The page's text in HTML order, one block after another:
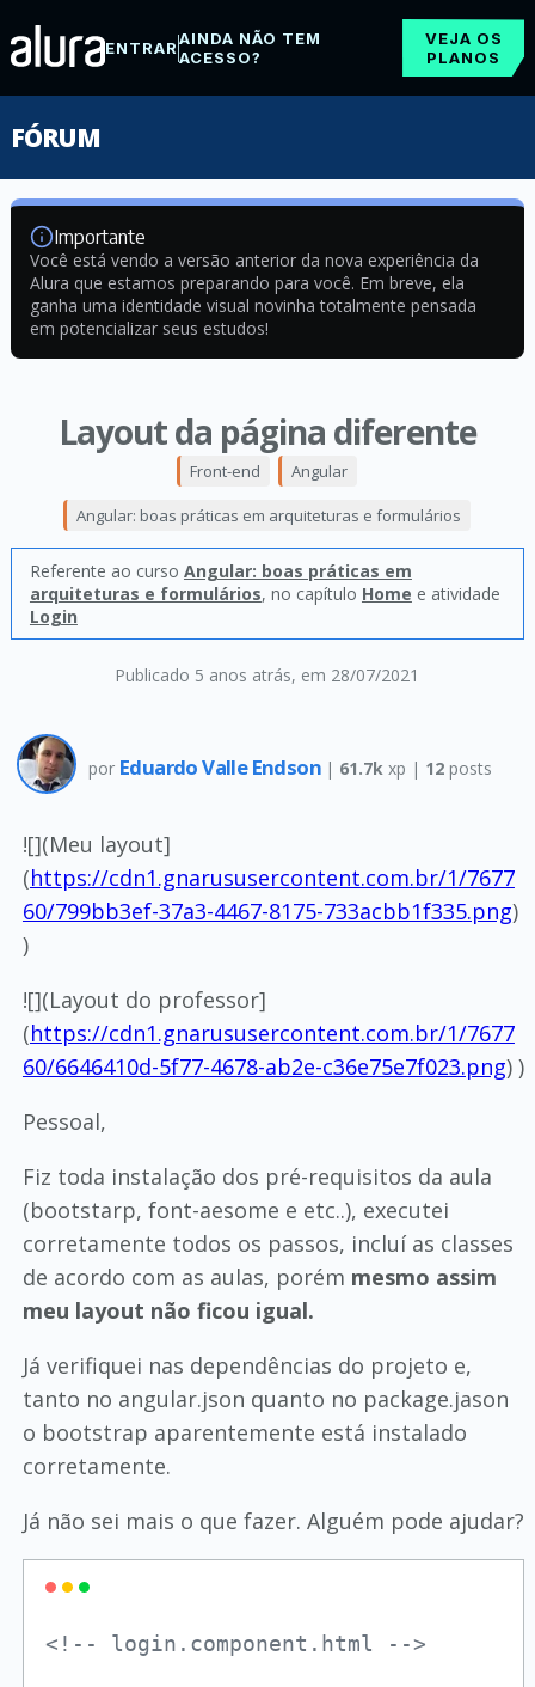
ENTRARAINDA NÃO TEM
ACESSO?
VEJA OS
PLANOS
FÓRUM
Importante
Você está vendo a versão anterior da nova experiência da
Alura que estamos preparando para você. Em breve, ela
ganha uma identidade visual novinha totalmente pensada
em potencializar seus estudos!
Layout da página diferente
Publicado 5 anos atrás, em 28/07/2021
Front-end Angular
Angular: boas práticas em arquiteturas e formulários
Referente ao curso Angular: boas práticas em
arquiteturas e formulários, no capítulo Home e atividade
Login
por Eduardo Valle Endson | 61.7k xp | 12 posts
![](Meu layout]
(https://cdn1.gnarususercontent.com.br/1/7677
60/799bb3ef-37a3-4467-8175-733acbb1f335.png)
)
![](Layout do professor]
(https://cdn1.gnarususercontent.com.br/1/7677
60/6646410d-5f77-4678-ab2e-c36e75e7f023.png) )
Pessoal,
Fiz toda instalação dos pré-requisitos da aula
(bootstarp, font-aesome e etc..), executei
corretamente todos os passos, incluí as classes
de acordo com as aulas, porém mesmo assim
meu layout não ficou igual.
Já verifiquei nas dependências do projeto e,
tanto no angular.json quanto no package.jason
o bootstrap aparentemente está instalado
corretamente.
Já não sei mais o que fazer. Alguém pode ajudar?
<!-- login.component.html -->